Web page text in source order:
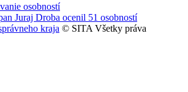
osobností
Juraj Droba ocenil 51 osobností
kraja © SITA Všetky práva